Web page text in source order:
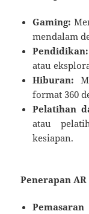
Gaming:
mendalam
Pendidikan:
atau
Hiburan:
format 360
Pelatihan
atau
kesiapan.
Penerapan AR